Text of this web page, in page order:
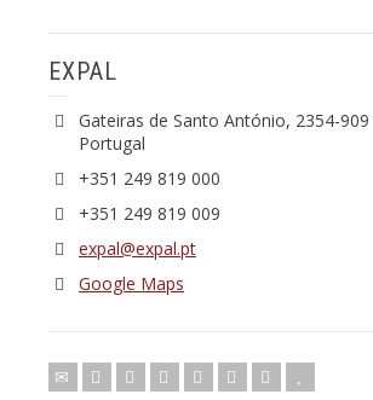
EXPAL
Gateiras de Santo António, 2354-
Portugal
+351 249 819 000
+351 249 819 009
expal@expal.pt
Google Maps